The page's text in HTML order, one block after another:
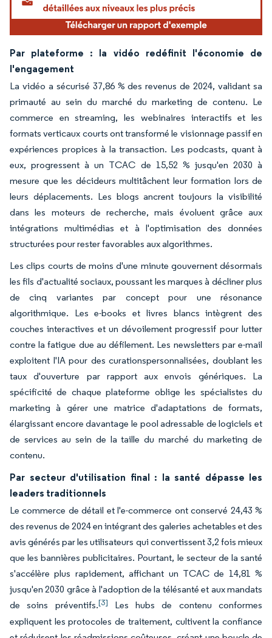
Par plateforme : la vidéo redéfinit l'économie de
l'engagement
La vidéo a sécurisé 37,86 % des revenus de 2024, validant sa
primauté au sein du marché du marketing de contenu. Le
commerce en streaming, les webinaires interactifs et les
formats verticaux courts ont transformé le visionnage passif en
expériences propices à la transaction. Les podcasts, quant à
eux, progressent à un TCAC de 15,52 % jusqu'en 2030 à
mesure que les décideurs multitâchent leur formation lors de
leurs déplacements. Les blogs ancrent toujours la visibilité
dans les moteurs de recherche, mais évoluent grâce aux
intégrations multimédias et à l'optimisation des données
structurées pour rester favorables aux algorithmes.
Les clips courts de moins d'une minute gouvernent désormais
les fils d'actualité sociaux, poussant les marques à décliner plus
de cinq variantes par concept pour une résonance
algorithmique. Les e-books et livres blancs intègrent des
couches interactives et un dévoilement progressif pour lutter
contre la fatigue due au défilement. Les newsletters par e-mail
exploitent l'IA pour des curationspersonnalisées, doublant les
taux d'ouverture par rapport aux envois génériques. La
spécificité de chaque plateforme oblige les spécialistes du
marketing à gérer une matrice d'adaptations de formats,
élargissant encore davantage le pool adressable de logiciels et
de services au sein de la taille du marché du marketing de
contenu.
Par secteur d'utilisation final : la santé dépasse les
leaders traditionnels
Le commerce de détail et l'e-commerce ont conservé 24,43 %
des revenus de 2024 en intégrant des galeries achetables et des
avis générés par les utilisateurs qui convertissent 3,2 fois mieux
que les bannières publicitaires. Pourtant, le secteur de la santé
s'accélère plus rapidement, affichant un TCAC de 14,81 %
jusqu'en 2030 grâce à l'adoption de la télésanté et aux mandats
de soins préventifs.[3] Les hubs de contenu conformes
expliquent les protocoles de traitement, cultivent la confiance